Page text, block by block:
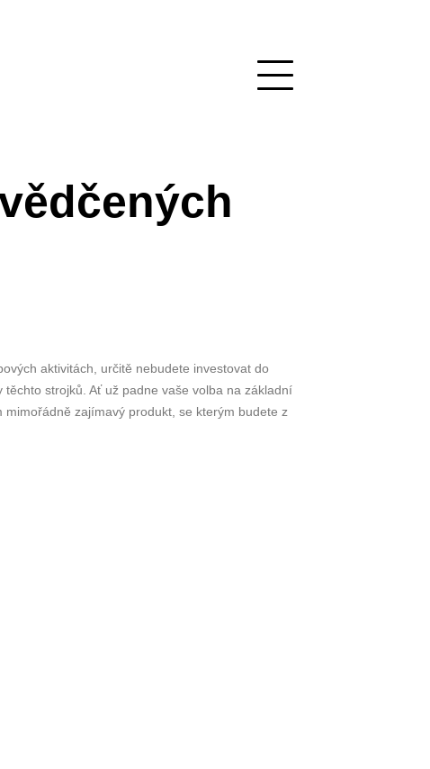
aktivitách, určitě nebudete investovat do
strojků. Ať už padne vaše volba na základní
mimořádně zajímavý produkt, se kterým budete z